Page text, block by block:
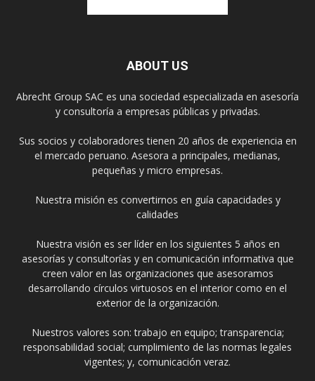
ABOUT US
Abrecht Group SAC es una sociedad especializada en asesoría
y consultoría a empresas públicas y privadas.
Sus socios y colaboradores tienen 20 años de experiencia en
el mercado peruano. Asesora a principales, medianas,
pequeñas y micro empresas.
Nuestra misión es convertirnos en guía capacidades y
calidades
Nuestra visión es ser líder en los siguientes 5 años en
asesorías y consultorías y en comunicación informativa que
creen valor en las organizaciones que asesoramos
desarrollando círculos virtuosos en el interior como en el
exterior de la organización.
Nuestros valores son: trabajo en equipo; transparencia;
responsabilidad social; cumplimiento de las normas legales
vigentes; y, comunicación veraz.